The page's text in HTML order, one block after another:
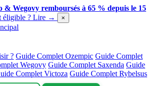
& Wegovy remboursés à 65 % depuis le 15
? Lire → ×
? Guide Complet Ozempic Guide Complet
Wegovy Guide Complet Saxenda Guide
Complet Victoza Guide Complet Rybelsus